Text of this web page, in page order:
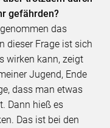
gefährden?
das
dieser Frage ist sich
wirken kann, zeigt
Jugend, Ende
dass man etwas
Dann hieß es
Das ist bei den